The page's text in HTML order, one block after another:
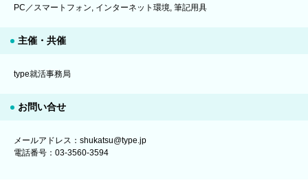
PC／スマートフォン, インターネット環境, 筆記用具
主催・共催
type就活事務局
お問い合せ
メールアドレス：shukatsu@type.jp
電話番号：03-3560-3594